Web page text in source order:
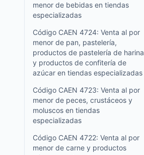
menor de bebidas en tiendas
especializadas
Código CAEN 4724: Venta al por
menor de pan, pastelería,
productos de pastelería de harina
y productos de confitería de
azúcar en tiendas especializadas
Código CAEN 4723: Venta al por
menor de peces, crustáceos y
moluscos en tiendas
especializadas
Código CAEN 4722: Venta al por
menor de carne y productos